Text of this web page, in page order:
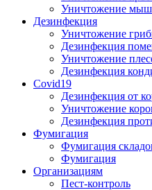
Уничтожение
Дезинфекция
Уничтожение
Дезинфекция
Уничтожение
Дезинфекция
Covid19
Дезинфекция от
Уничтожение
Дезинфекция
Фумигация
Фумигация
Фумигация
Организациям
Пест-контроль